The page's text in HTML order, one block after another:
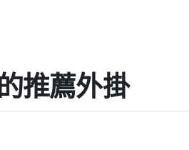
推薦外掛